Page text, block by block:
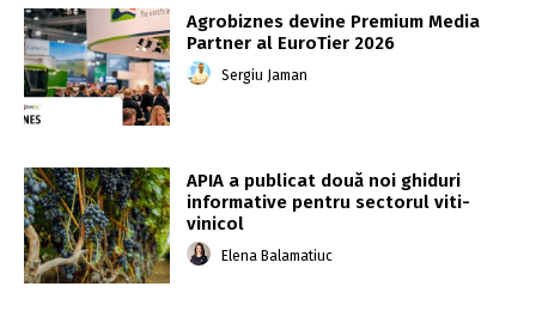
Agrobiznes devine Premium Media
Partner al EuroTier 2026
Sergiu Jaman
APIA a publicat două noi ghiduri
informative pentru sectorul viti-
vinicol
Elena Balamatiuc